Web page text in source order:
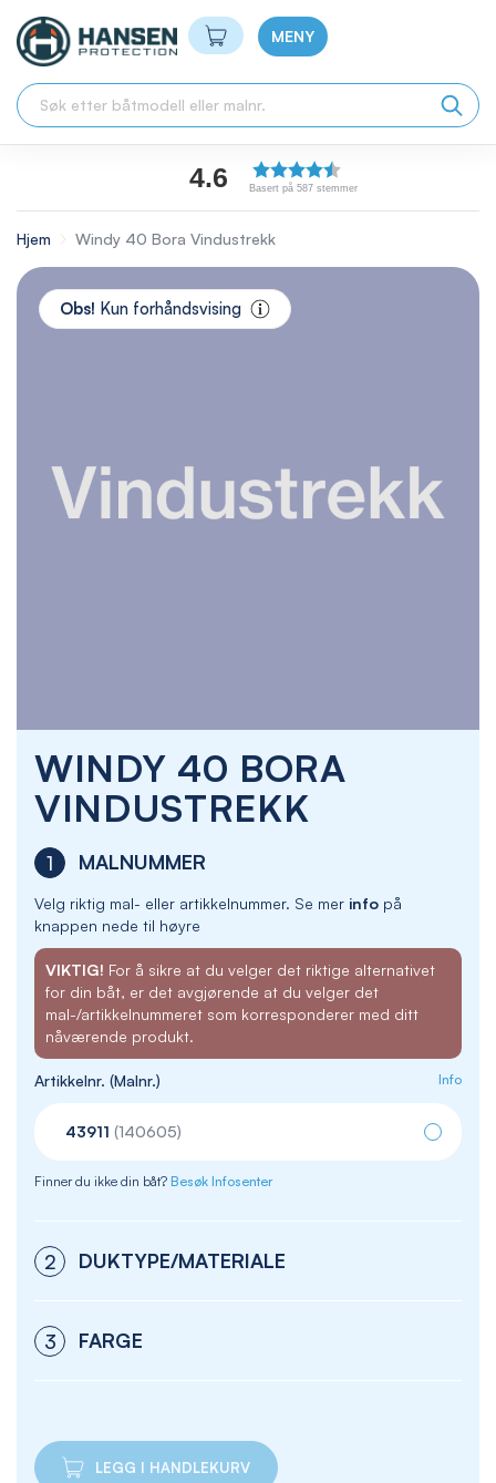
Min handlekurv
MENY
4.6 Basert på 587 stemmer
Hjem Windy 40 Bora Vindustrekk
WINDY 40 BORA
VINDUSTREKK
1 MALNUMMER
Velg riktig mal- eller artikkelnummer. Se mer info på
knappen nede til høyre
VIKTIG! For å sikre at du velger det riktige alternativet
for din båt, er det avgjørende at du velger det
mal-/artikkelnummeret som korresponderer med ditt
nåværende produkt.
Artikkelnr. (Malnr.) Info
Finner du ikke din båt? Besøk Infosenter
43911 (140605)
2 DUKTYPE/MATERIALE
3 FARGE
LEGG I HANDLEKURV
Skip
Obs! Kun forhåndsvising
beginning
the
images
gallery